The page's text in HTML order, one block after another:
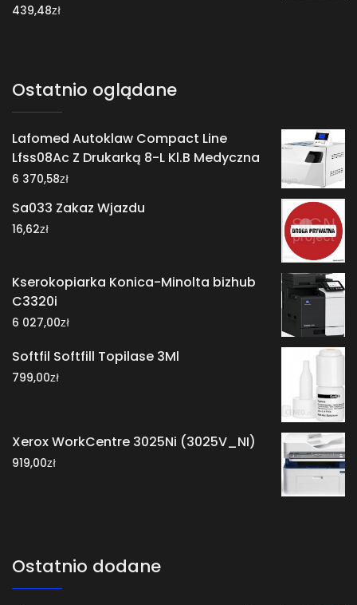
439,48zł
Ostatnio oglądane
Lafomed Autoklaw Compact Line
Lfss08Ac Z Drukarką 8-L Kl.B Medyczna
6 370,58zł
Sa033 Zakaz Wjazdu
16,62zł
Kserokopiarka Konica-Minolta bizhub
C3320i
6 027,00zł
Softfil Softfill Topilase 3Ml
799,00zł
Xerox WorkCentre 3025Ni (3025V_NI)
919,00zł
Ostatnio dodane